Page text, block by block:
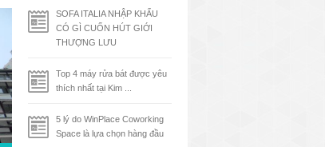
SOFA ITALIA NHẬP KHẨU
CÓ GÌ CUỐN HÚT GIỚI
THƯỢNG LƯU
Top 4 máy rửa bát được yêu
thích nhất tại Kim ...
5 lý do WinPlace Coworking
Space là lựa chọn hàng đầu